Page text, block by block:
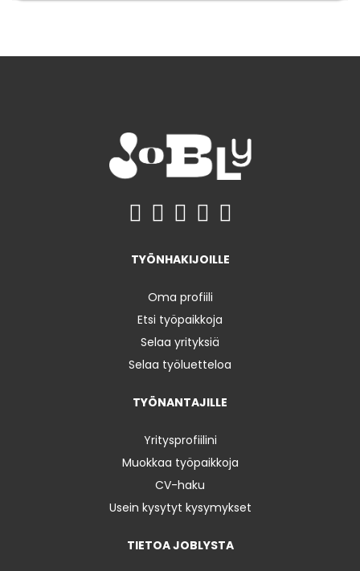
TYÖNHAKIJOILLE
Oma profiili
Etsi työpaikkoja
Selaa yrityksiä
Selaa työluetteloa
TYÖNANTAJILLE
Yritysprofiilini
Muokkaa työpaikkoja
CV-haku
Usein kysytyt kysymykset
TIETOA JOBLYSTA